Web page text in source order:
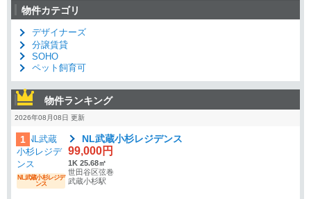
物件カテゴリ
デザイナーズ
分譲賃貸
SOHO
ペット飼育可
物件ランキング
2026年08月08日 更新
1
NL武蔵小杉レジデ
ンス
NL武蔵小杉レジデンス
99,000円
1K 25.68㎡
世田谷区弦巻
武蔵小杉駅